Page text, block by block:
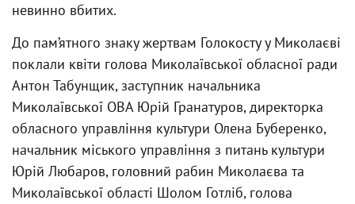
невинно вбитих.
До пам’ятного знаку жертвам Голокосту у Миколаєві
поклали квіти голова Миколаївської обласної ради
Антон Табунщик, заступник начальника
Миколаївської ОВА Юрій Гранатуров, директорка
обласного управління культури Олена Буберенко,
начальник міського управління з питань культури
Юрій Любаров, головний рабин Миколаєва та
Миколаївської області Шолом Готліб, голова